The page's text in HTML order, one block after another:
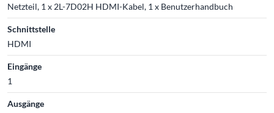
Netzteil, 1 x 2L-7D02H HDMI-Kabel, 1 x Benutzerhandbuch
Schnittstelle
HDMI
Eingänge
1
Ausgänge